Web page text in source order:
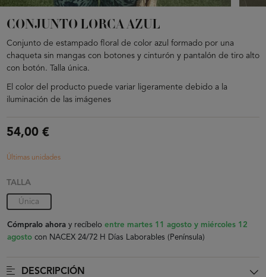
CONJUNTO LORCA AZUL
Conjunto de estampado floral de color azul formado por una
chaqueta sin mangas con botones y cinturón y pantalón de tiro alto
con botón. Talla única.
El color del producto puede variar ligeramente debido a la
iluminación de las imágenes
54,00 €
Últimas unidades
TALLA
Única
Cómpralo ahoray recíbelo entre martes 11 agosto y miércoles 12
agosto con NACEX 24/72 H Días Laborables (Península)
DESCRIPCIÓN